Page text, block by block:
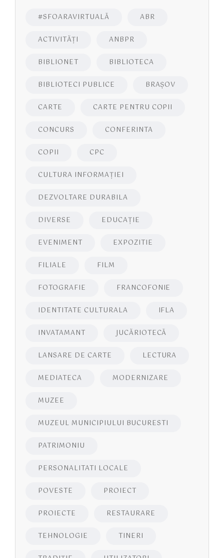
#SFOARAVIRTUALĂ ABR
ACTIVITĂŢI ANBPR
BIBLIONET BIBLIOTECA
BIBLIOTECI PUBLICE BRAŞOV
CARTE CARTE PENTRU COPII
CONCURS CONFERINTA
COPII CPC
CULTURA INFORMAŢIEI
DEZVOLTARE DURABILA
DIVERSE EDUCAŢIE
EVENIMENT EXPOZITIE
FILIALE FILM
FOTOGRAFIE FRANCOFONIE
IDENTITATE CULTURALA IFLA
INVATAMANT JUCĂRIOTECĂ
LANSARE DE CARTE LECTURA
MEDIATECA MODERNIZARE
MUZEE
MUZEUL MUNICIPIULUI BUCURESTI
PATRIMONIU
PERSONALITATI LOCALE
POVESTE PROIECT
PROIECTE RESTAURARE
TEHNOLOGIE TINERI